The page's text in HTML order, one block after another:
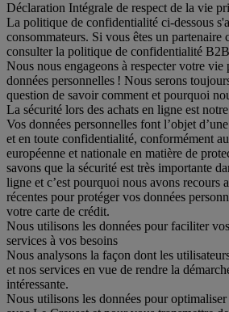
Déclaration Intégrale de respect de la vie
La politique de confidentialité ci-dessous
consommateurs. Si vous êtes un
consulter la politique de confidentialité B2B
Nous nous engageons à respecter votre vie
données personnelles ! Nous serons
question de savoir comment et pourquoi
La sécurité lors des achats en ligne est
Vos données personnelles font l’objet
et en toute confidentialité, conformément
européenne et nationale en matière de
savons que la sécurité est très importante
ligne et c’est pourquoi nous avons recours
récentes pour protéger vos données
votre carte de crédit.
Nous utilisons les données pour faciliter
services à vos besoins
Nous analysons la façon dont les
et nos services en vue de rendre la
intéressante.
Nous utilisons les données pour